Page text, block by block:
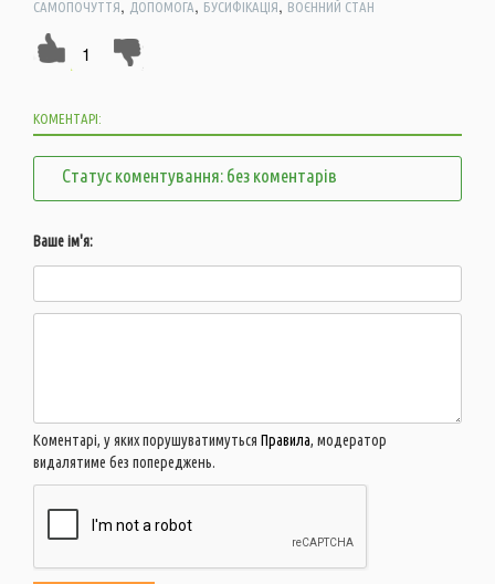
САМОПОЧУТТЯ, ДОПОМОГА, БУСИФІКАЦІЯ, ВОЄННИЙ СТАН
1
КОМЕНТАРІ:
Статус коментування: без коментарів
Ваше ім'я:
Коментарі, у яких порушуватимуться Правила, модератор
видалятиме без попереджень.